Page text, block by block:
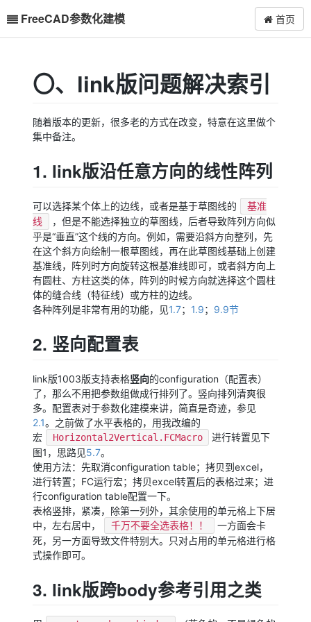
FreeCAD参数化建模 首页
〇、link版问题解决索引
随着版本的更新，很多老的方式在改变，特意在这里做个
集中备注。
1. link版沿任意方向的线性阵列
可以选择某个体上的边线，或者是基于草图线的
基准
线
，但是不能选择独立的草图线，后者导致阵列方向似
乎是“垂直”这个线的方向。例如，需要沿斜方向整列，先
在这个斜方向绘制一根草图线，再在此草图线基础上创建
基准线，阵列时方向旋转这根基准线即可，或者斜方向上
有圆柱、方柱这类的体，阵列的时候方向就选择这个圆柱
体的缝合线（特征线）或方柱的边线。
各种阵列是非常有用的功能，见1.7； 1.9； 9.9节
2. 竖向配置表
link版1003版支持表格竖向的configuration（配置表）
了，那么不用把参数组做成行排列了。竖向排列清爽很
多。配置表对于参数化建模来讲，简直是奇迹，参见
2.1。之前做了水平表格的，用我改编的
宏
Horizontal2Vertical.FCMacro
进行转置见下
图1，思路见5.7。
使用方法：先取消configuration table；拷贝到excel，
进行转置；FC运行宏；拷贝excel转置后的表格过来；进
行configuration table配置一下。
表格竖排，紧凑，除第一列外，其余使用的单元格上下居
中，左右居中，
千万不要全选表格！！
一方面会卡
死，另一方面导致文件特别大。只对占用的单元格进行格
式操作即可。
3. link版跨body参考引用之类